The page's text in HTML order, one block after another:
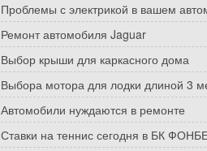
Проблемы с электрикой в вашем
Ремонт автомобиля Jaguar
Выбор крыши для каркасного дома
Выбора мотора для лодки длиной 3
Автомобили нуждаются в ремонте
Ставки на теннис сегодня в БК